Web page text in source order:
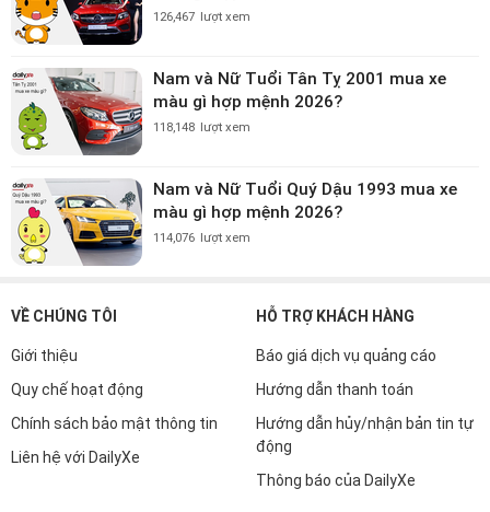
126,467 lượt xem
Nam và Nữ Tuổi Tân Tỵ 2001 mua xe
màu gì hợp mệnh 2026?
118,148 lượt xem
Nam và Nữ Tuổi Quý Dậu 1993 mua xe
màu gì hợp mệnh 2026?
114,076 lượt xem
VỀ CHÚNG TÔI
Giới thiệu
Quy chế hoạt động
Chính sách bảo mật thông tin
Liên hệ với DailyXe
HỖ TRỢ KHÁCH HÀNG
Báo giá dịch vụ quảng cáo
Hướng dẫn thanh toán
Hướng dẫn hủy/nhận bản tin tự
động
Thông báo của DailyXe